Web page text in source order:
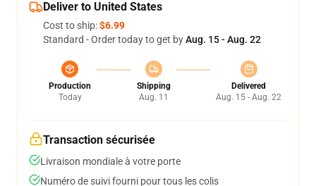
Deliver to United States
Cost to ship:$6.99
Standard - Order today to get byAug. 15 - Aug. 22
Production
Today
Shipping
Aug. 11
Delivered
Aug. 15 - Aug. 22
Transaction sécurisée
Livraison mondiale à votre porte
Numéro de suivi fourni pour tous les colis